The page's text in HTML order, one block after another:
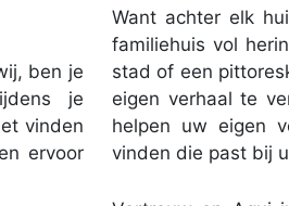
ben je
je
vinden
ervoor
Want achter elk
familiehuis vol
stad of een
eigen verhaal te
helpen uw eigen
vinden die past bij